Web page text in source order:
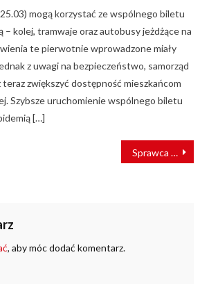
mogą korzystać ze wspólnego biletu
– kolej, tramwaje oraz autobusy jeżdżące na
te pierwotnie wprowadzone miały
z uwagi na bezpieczeństwo, samorząd
teraz zwiększyć dostępność mieszkańcom
Szybsze uruchomienie wspólnego biletu
[…]
Sprawca pokryje koszty. PLK komentują wypadek w Świebodzinie
, aby móc dodać komentarz.